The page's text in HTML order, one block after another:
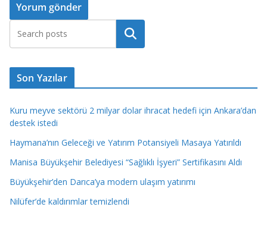
Ara
Son Yazılar
Kuru meyve sektörü 2 milyar dolar ihracat hedefi için Ankara’dan
destek istedi
Haymana’nın Geleceği ve Yatırım Potansiyeli Masaya Yatırıldı
Manisa Büyükşehir Belediyesi “Sağlıklı İşyeri” Sertifikasını Aldı
Büyükşehir’den Darıca’ya modern ulaşım yatırımı
Nilüfer’de kaldırımlar temizlendi